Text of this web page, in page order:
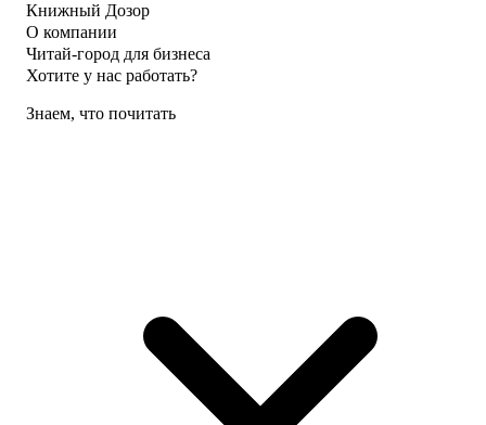
Книжный Дозор
О компании
Читай-город для бизнеса
Хотите у нас работать?
Знаем, что почитать